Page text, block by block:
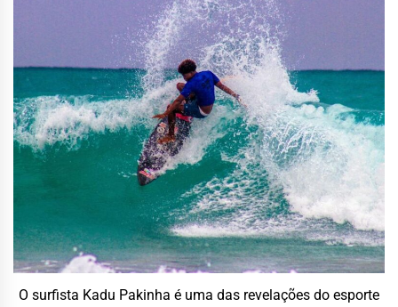
O surfista Kadu Pakinha é uma das revelações do esporte